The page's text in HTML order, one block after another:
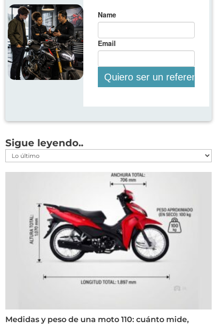
Sigue leyendo..
Medidas y peso de una moto 110: cuánto mide,